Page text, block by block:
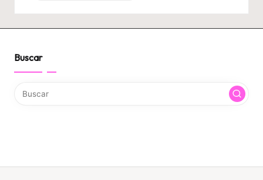
Buscar